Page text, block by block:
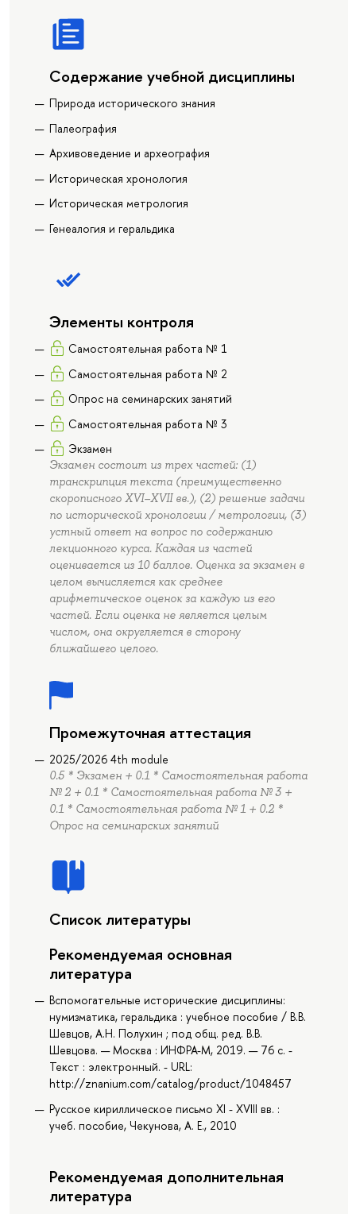
Содержание учебной дисциплины
Природа исторического знания
Палеография
Архивоведение и археография
Историческая хронология
Историческая метрология
Генеалогия и геральдика
Элементы контроля
Самостоятельная работа № 1
Самостоятельная работа № 2
Опрос на семинарских занятий
Самостоятельная работа № 3
Экзамен
Экзамен состоит из трех частей: (1)
транскрипция текста (преимущественно
скорописного XVI–XVII вв.), (2) решение задачи
по исторической хронологии / метрологии, (3)
устный ответ на вопрос по содержанию
лекционного курса. Каждая из частей
оценивается из 10 баллов. Оценка за экзамен в
целом вычисляется как среднее
арифметическое оценок за каждую из его
частей. Если оценка не является целым
числом, она округляется в сторону
ближайшего целого.
Промежуточная аттестация
2025/2026 4th module
0.5 * Экзамен + 0.1 * Самостоятельная работа
№ 2 + 0.1 * Самостоятельная работа № 3 +
0.1 * Самостоятельная работа № 1 + 0.2 *
Опрос на семинарских занятий
Список литературы
Рекомендуемая основная
литература
Вспомогательные исторические дисциплины:
нумизматика, геральдика : учебное пособие / В.В.
Шевцов, А.Н. Полухин ; под общ. ред. В.В.
Шевцова. — Москва : ИНФРА-М, 2019. — 76 с. -
Текст : электронный. - URL:
http://znanium.com/catalog/product/1048457
Русское кириллическое письмо XI - XVIII вв. :
учеб. пособие, Чекунова, А. Е., 2010
Рекомендуемая дополнительная
литература